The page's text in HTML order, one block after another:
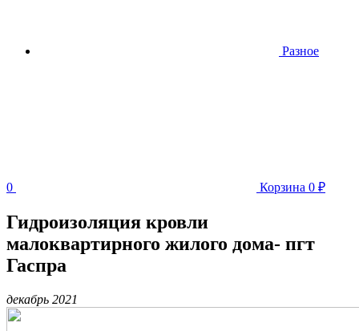
Разное
0 Корзина 0 ₽
Гидроизоляция кровли
малоквартирного жилого дома- пгт
Гаспра
декабрь 2021